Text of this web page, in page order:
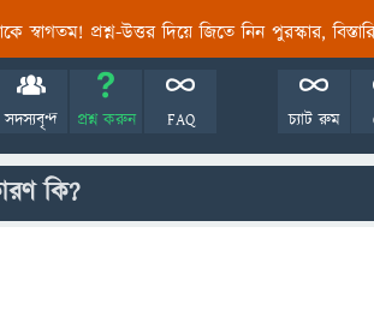
স্বাগতম! প্রশ্ন-উত্তর দিয়ে জিতে নিন পুরস্কার,
সদস্যবৃন্দ প্রশ্ন করুন FAQ চ্যাট রুম
কি?